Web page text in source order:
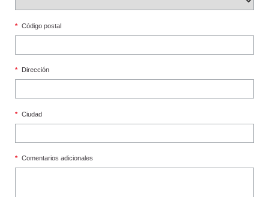
* Código postal
* Dirección
* Ciudad
* Comentarios adicionales